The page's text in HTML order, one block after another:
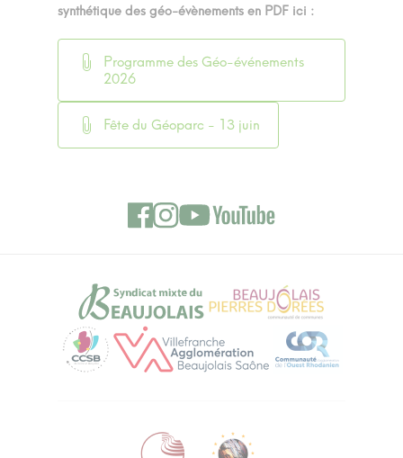
synthétique des géo-évènements en PDF ici :
Programme des Géo-événements
2026
Fête du Géoparc - 13 juin